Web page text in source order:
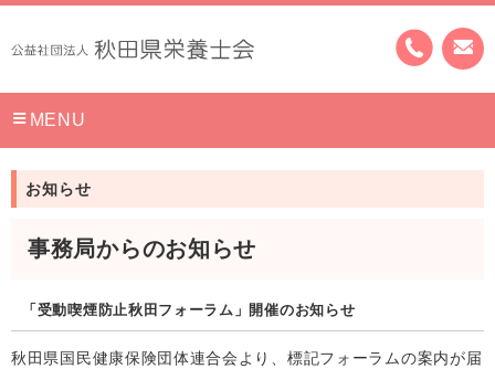
MENU
お知らせ
事務局からのお知らせ
「受動喫煙防止秋田フォーラム」開催のお知らせ
秋田県国民健康保険団体連合会より、標記フォーラムの案内が届